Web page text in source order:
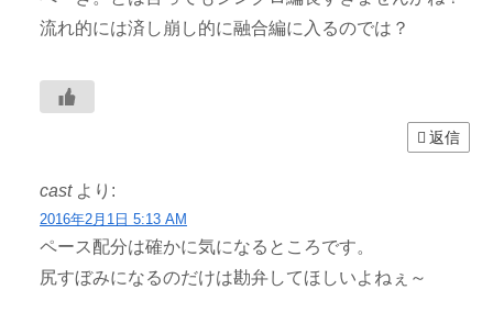
流れ的には済し崩し的に融合編に入るのでは？
返信
cast より:
2016年2月1日 5:13 AM
ペース配分は確かに気になるところです。
尻すぼみになるのだけは勘弁してほしいよねぇ～